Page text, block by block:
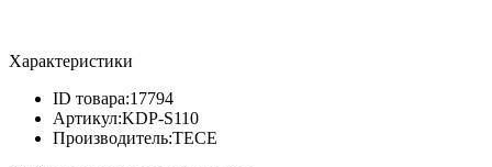
Характеристики
ID товара:17794
Артикул:KDP-S110
Производитель:TECE